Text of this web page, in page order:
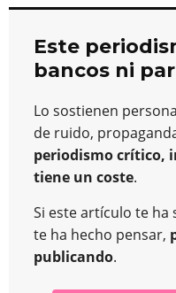
Este
bancos ni
Lo sostienen
de ruido,
periodismo crítico,
tiene un coste.
Si este artículo te
te ha hecho pensar,
publicando.